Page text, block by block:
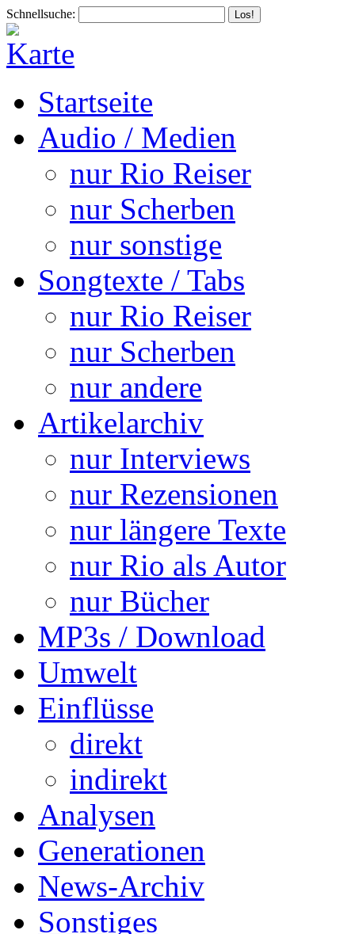
Schnellsuche:
Startseite
Audio / Medien
nur Rio Reiser
nur Scherben
nur sonstige
Songtexte / Tabs
nur Rio Reiser
nur Scherben
nur andere
Artikelarchiv
nur Interviews
nur Rezensionen
nur längere Texte
nur Rio als Autor
nur Bücher
MP3s / Download
Umwelt
Einflüsse
direkt
indirekt
Analysen
Generationen
News-Archiv
Sonstiges